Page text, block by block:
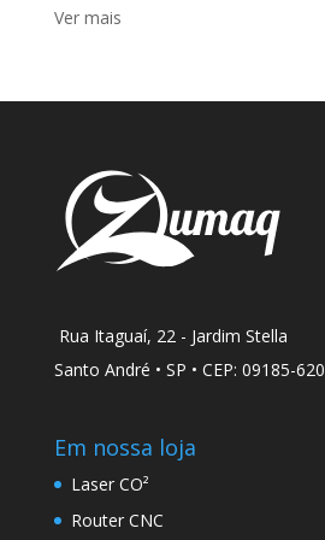
Ver mais
Rua Itaguaí, 22 - Jardim Stella
Santo André • SP • CEP: 09185-620
Em nossa loja
Laser CO²
Router CNC